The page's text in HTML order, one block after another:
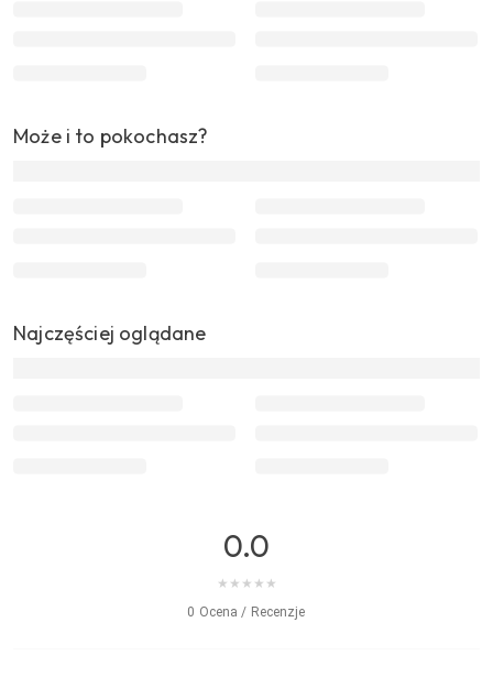
Może i to pokochasz?
Najczęściej oglądane
0.0
★ ★ ★ ★ ★
0 Ocena / Recenzje